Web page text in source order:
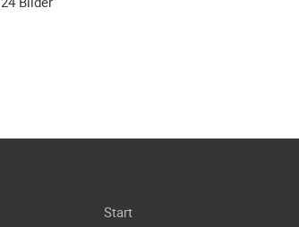
Navigation
Start